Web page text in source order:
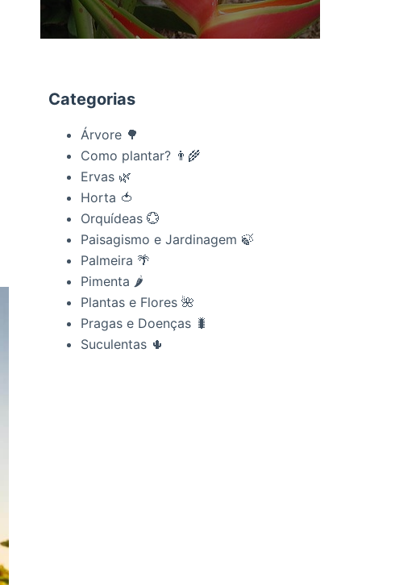
Categorias
Árvore 🌳
Como plantar? 👨‍🌾
Ervas 🌿
Horta 🍅
Orquídeas 💮
Paisagismo e Jardinagem 🍃
Palmeira 🌴
Pimenta 🌶
Plantas e Flores 🌺
Pragas e Doenças 🐛
Suculentas 🌵